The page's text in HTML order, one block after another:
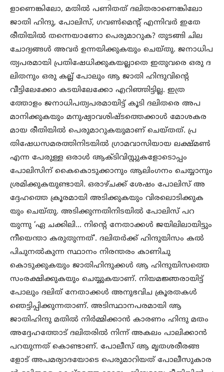
ളാണെങ്കിലോ, മതിൽ പണിതത് ദലിതരാണെങ്കിലോ
ജാതി ഹിന്ദു, പോലിസ്, ഗവൺമെന്റ് എന്നിവർ ഇതേ
രീതിയിൽ തന്നെയാണോ പെരുമാറുക? തുടങ്ങി ചില
ചോദ്യങ്ങൾ അവർ ഉന്നയിക്കുകയും ചെയ്തു. ജനാധിപ
ത്യപരമായി പ്രതിഷേധിക്കുകയല്ലാതെ ഇതുവരെ ഒരു ദ
ലിതനും ഒരു കല്ല് പോലും ആ ജാതി ഹിന്ദുവിന്റെ
വീട്ടിലേക്കോ കടയിലേക്കോ എറിഞ്ഞിട്ടില്ല. ഇത്ര
ത്തോളം ജനാധിപത്യപരമായിട്ട് കൂടി ദലിതരെ അപ
മാനിക്കുകയും മനുഷ്യാവശിഷ്ടത്തെക്കാൾ മോശകര
മായ രീതിയിൽ പെരുമാറുകയുമാണ് ചെയ്തത്. പ്ര
തിഷേധസമരത്തിനിടയിൽ ഗ്രാമവാസിയായ ലക്ഷ്മൺ
എന്ന പേരുള്ള ഒരാൾ ആക്ടിവിസ്റ്റുകളോടൊപ്പം
പോലിസിന് കൈകൊടുക്കാനും ആലിംഗനം ചെയ്യാനും
ശ്രമിക്കുകയുണ്ടായി. ഒരാഴ്ചക്ക് ശേഷം പോലിസ് അ
ദ്ദേഹത്തെ ക്രൂരമായി അടിക്കുകയും വിരലൊടിക്കുക
യും ചെയ്തു. അടിക്കുന്നതിനിടയിൽ പോലിസ് പറ
യുന്നു ‘ഏ ചക്കിലി… നിന്റെ നേതാക്കൾ ജയിലിലായിട്ടും
നീയെന്താ കരുതുന്നത്’. ദലിതർക്ക് ഹിന്ദുയിസം കൽ
പിചുനൽകുന്ന സ്ഥാനം നിരന്തരം കാണിചു
കൊടുക്കുകയും ജാതിഹിന്ദുക്കൾ ആ ഹിന്ദുയിസത്തെ
സംരക്ഷിക്കുകയും ചെയ്യുകയാണ്. നിയമജ്ഞരായിട്ട്
പോലും ദലിത് നേതാക്കൾ അനുഭവിച ക്രൂരതകൾ
ഞെട്ടിപ്പിക്കുന്നതാണ്. അടിസ്ഥാനപരമായി ആ
ജാതിഹിന്ദു മതിൽ നിർമ്മിക്കാൻ കാരണം ഹിന്ദു മതം
അദ്ദേഹത്തോട് ദലിതരിൽ നിന്ന് അകലം പാലിക്കാൻ
പറയുന്നത് കൊണ്ടാണ്. പോലീസ് ആ മൃതശരീരങ്ങ
ളോട് അപമര്യാദയോടെ പെരുമാറിയത് പോലീസുകാര